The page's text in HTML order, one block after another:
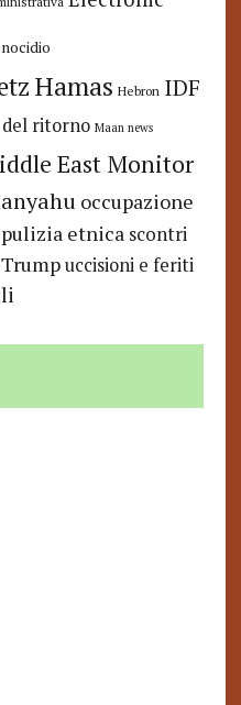
Hamas Hebron IDF
ritorno Maan news
East Monitor
occupazione
pulizia etnica scontri
Trump uccisioni e feriti